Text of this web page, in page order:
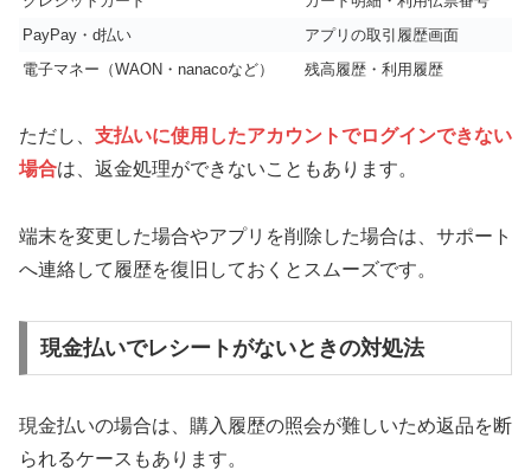
PayPay・d払い
アプリの取引履歴画面
電子マネー（WAON・nanacoなど）
残高履歴・利用履歴
ただし、 支払いに使用したアカウントでログインできない
場合は、返金処理ができないこともあります。
端末を変更した場合やアプリを削除した場合は、サポート
へ連絡して履歴を復旧しておくとスムーズです。
現金払いでレシートがないときの対処法
現金払いの場合は、購入履歴の照会が難しいため返品を断
られるケースもあります。